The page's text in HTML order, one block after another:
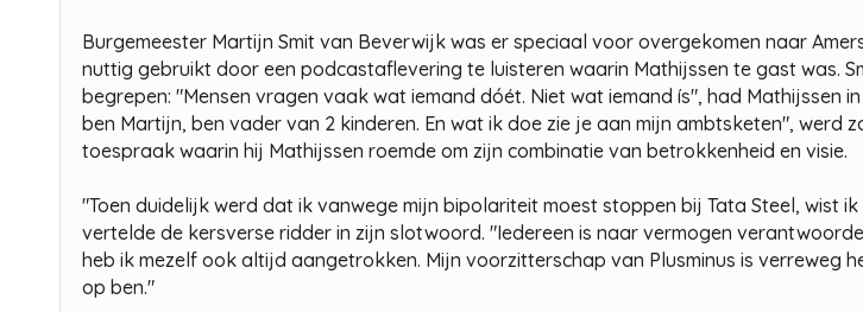
Burgemeester Martijn Smit van Beverwijk was er speciaal voor overgekomen naar
nuttig gebruikt door een podcastaflevering te luisteren waarin Mathijssen te gast was.
begrepen: "Mensen vragen vaak wat iemand dóét. Niet wat iemand ís", had Mathijssen
ben Martijn, ben vader van 2 kinderen. En wat ik doe zie je aan mijn ambtsketen", werd
toespraak waarin hij Mathijssen roemde om zijn combinatie van betrokkenheid en visie.
"Toen duidelijk werd dat ik vanwege mijn bipolariteit moest stoppen bij Tata Steel, wist
vertelde de kersverse ridder in zijn slotwoord. "Iedereen is naar vermogen
heb ik mezelf ook altijd aangetrokken. Mijn voorzitterschap van Plusminus is verreweg
op ben."